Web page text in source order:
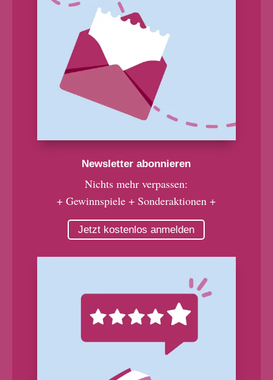
Newsletter abonnieren
Nichts mehr verpassen:
+ Gewinnspiele + Sonderaktionen +
Jetzt kostenlos anmelden